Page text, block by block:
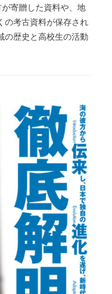
寄贈した資料や、地
の考古資料が保存され
の歴史と高校生の活動